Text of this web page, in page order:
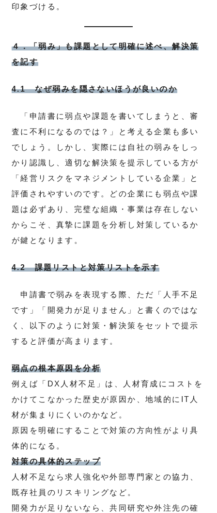
印象づける。
４．「弱み」も課題として明確に述べ、解決策
を記す
4.1 なぜ弱みを隠さないほうが良いのか
「申請書に弱点や課題を書いてしまうと、審
査に不利になるのでは？」と考える企業も多い
でしょう。しかし、実際には自社の弱みをしっ
かり認識し、適切な解決策を提示している方が
「経営リスクをマネジメントしている企業」と
評価されやすいのです。どの企業にも弱点や課
題は必ずあり、完璧な組織・事業は存在しない
からこそ、真摯に課題を分析し対策しているか
が鍵となります。
4.2 課題リストと対策リストを示す
申請書で弱みを表現する際、ただ「人手不足
です」「開発力が足りません」と書くのではな
く、以下のように対策・解決策をセットで提示
すると評価が高まります。
弱点の根本原因を分析
例えば「DX人材不足」は、人材育成にコストを
かけてこなかった歴史が原因か、地域的にIT人
材が集まりにくいのかなど。
原因を明確にすることで対策の方向性がより具
体的になる。
対策の具体的ステップ
人材不足なら求人強化や外部専門家との協力、
既存社員のリスキリングなど。
開発力が足りないなら、共同研究や外注先の確